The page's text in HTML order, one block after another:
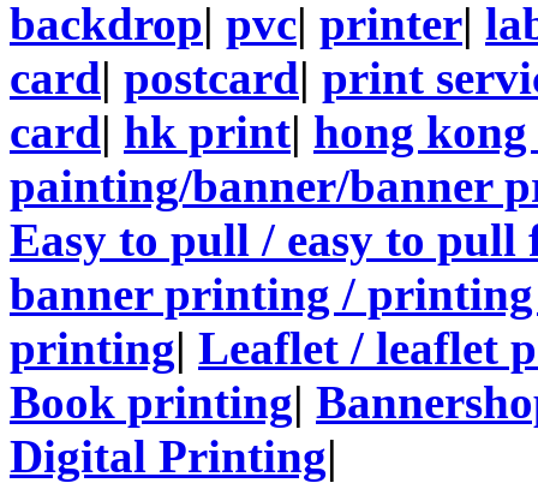
backdrop| pvc| printer|
card| postcard| print
card| hk print| hong
painting/banner/banner
Easy to pull / easy to pull
banner printing /
printing| Leaflet / leaflet
Book printing|
Digital Printing|